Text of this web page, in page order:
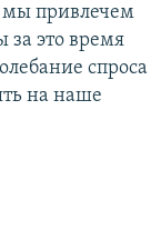
мы привлечем
за это время
спроса
на наше